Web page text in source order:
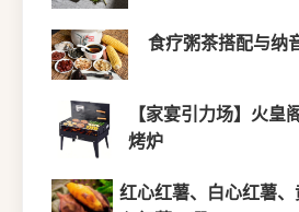
食疗粥茶搭配与纳
【家宴引力场】火皇
烤炉
红心红薯、白心红薯